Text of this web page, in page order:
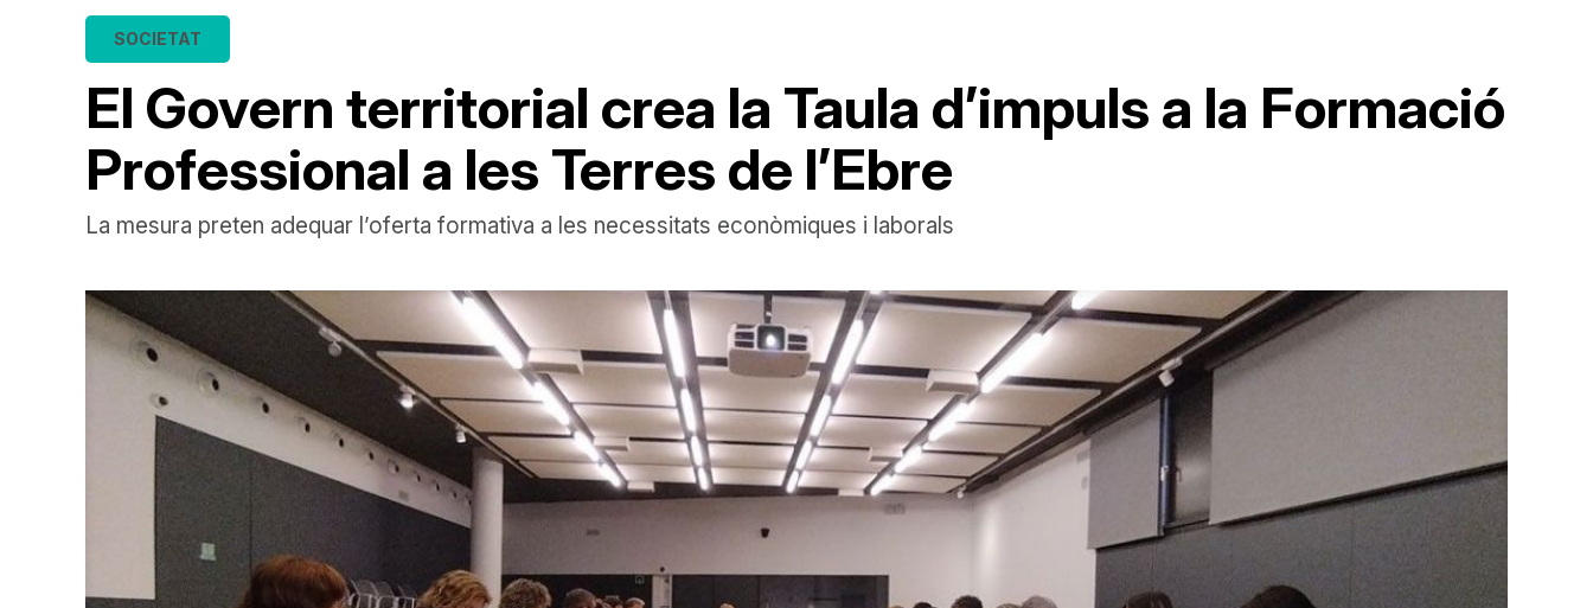
El Govern territorial crea la Taula d’impuls a la Formació
Professional a les Terres de l’Ebre
SOCIETAT
La mesura preten adequar l’oferta formativa a les necessitats econòmiques i laborals